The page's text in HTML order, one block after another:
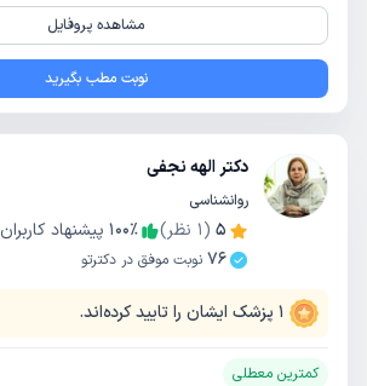
مشاهده پروفایل
نوبت مطب بگیرید
دکتر الهه نجفی
روانشناسی
5
(
1 نظر) 100٪
پیشنهاد کاربران
76 نوبت موفق در دکترتو
1 پزشک ایشان را تایید کرده‌اند.
کمترین معطلی